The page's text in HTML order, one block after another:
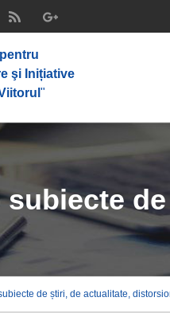
şi Inițiative
"
de știri, de actualitate,